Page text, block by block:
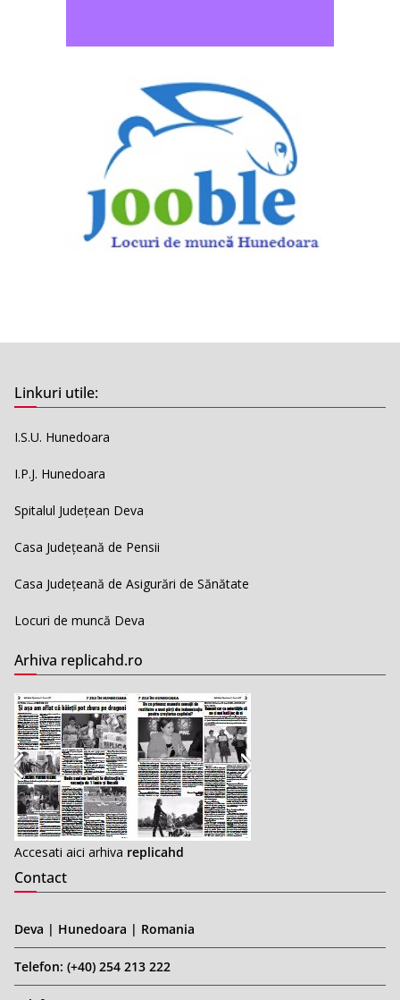
Linkuri utile:
I.S.U. Hunedoara
I.P.J. Hunedoara
Spitalul Județean Deva
Casa Județeană de Pensii
Casa Județeană de Asigurări de Sănătate
Locuri de muncă Deva
Arhiva replicahd.ro
Accesati aici arhiva replicahd
Contact
Deva | Hunedoara | Romania
Telefon: (+40) 254 213 222